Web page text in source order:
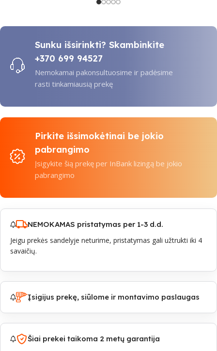
Sunku išsirinkti? Skambinkite
+370 699 94527
Nemokamai pakonsultuosime ir padėsime
rasti tinkamiausią prekę
Pirkite išsimokėtinai be jokio
pabrangimo
Įsigykite šią prekę per InBank lizingą be jokio
pabrangimo
NEMOKAMAS pristatymas per 1-3 d.d.
Jeigu prekės sandelyje neturime, pristatymas gali užtrukti iki 4
savaičių.
Įsigijus prekę, siūlome ir montavimo paslaugas
Šiai prekei taikoma 2 metų garantija